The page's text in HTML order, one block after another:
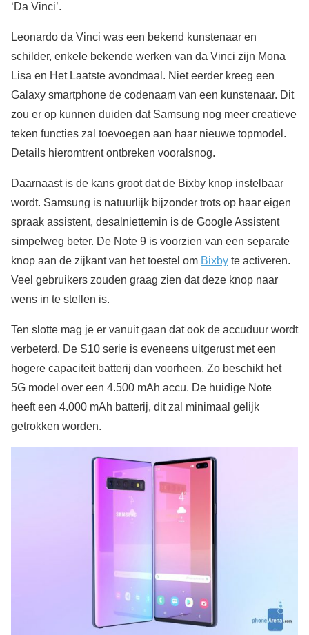
‘Da Vinci’.
Leonardo da Vinci was een bekend kunstenaar en
schilder, enkele bekende werken van da Vinci zijn Mona
Lisa en Het Laatste avondmaal. Niet eerder kreeg een
Galaxy smartphone de codenaam van een kunstenaar. Dit
zou er op kunnen duiden dat Samsung nog meer creatieve
teken functies zal toevoegen aan haar nieuwe topmodel.
Details hieromtrent ontbreken vooralsnog.
Daarnaast is de kans groot dat de Bixby knop instelbaar
wordt. Samsung is natuurlijk bijzonder trots op haar eigen
spraak assistent, desalniettemin is de Google Assistent
simpelweg beter. De Note 9 is voorzien van een separate
knop aan de zijkant van het toestel om Bixby te activeren.
Veel gebruikers zouden graag zien dat deze knop naar
wens in te stellen is.
Ten slotte mag je er vanuit gaan dat ook de accuduur wordt
verbeterd. De S10 serie is eveneens uitgerust met een
hogere capaciteit batterij dan voorheen. Zo beschikt het
5G model over een 4.500 mAh accu. De huidige Note
heeft een 4.000 mAh batterij, dit zal minimaal gelijk
getrokken worden.